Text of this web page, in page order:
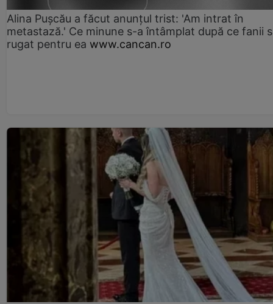
Alina Pușcău a făcut anunțul trist: 'Am intrat în
metastază.' Ce minune s-a întâmplat după ce fanii
rugat pentru ea www.cancan.ro